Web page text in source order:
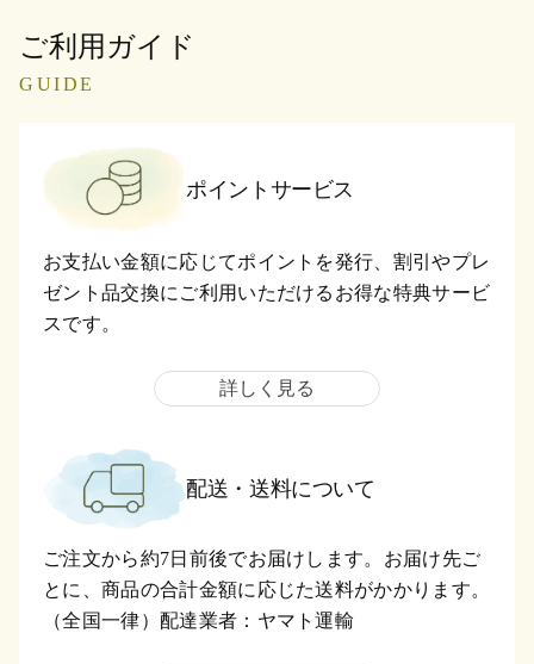
ご利用ガイド
GUIDE
ポイントサービス
お支払い金額に応じてポイントを発行、割引やプレ
ゼント品交換にご利用いただけるお得な特典サービ
スです。
詳しく見る
配送・送料について
ご注文から約7日前後でお届けします。お届け先ご
とに、商品の合計金額に応じた送料がかかります。
（全国一律）配達業者：ヤマト運輸